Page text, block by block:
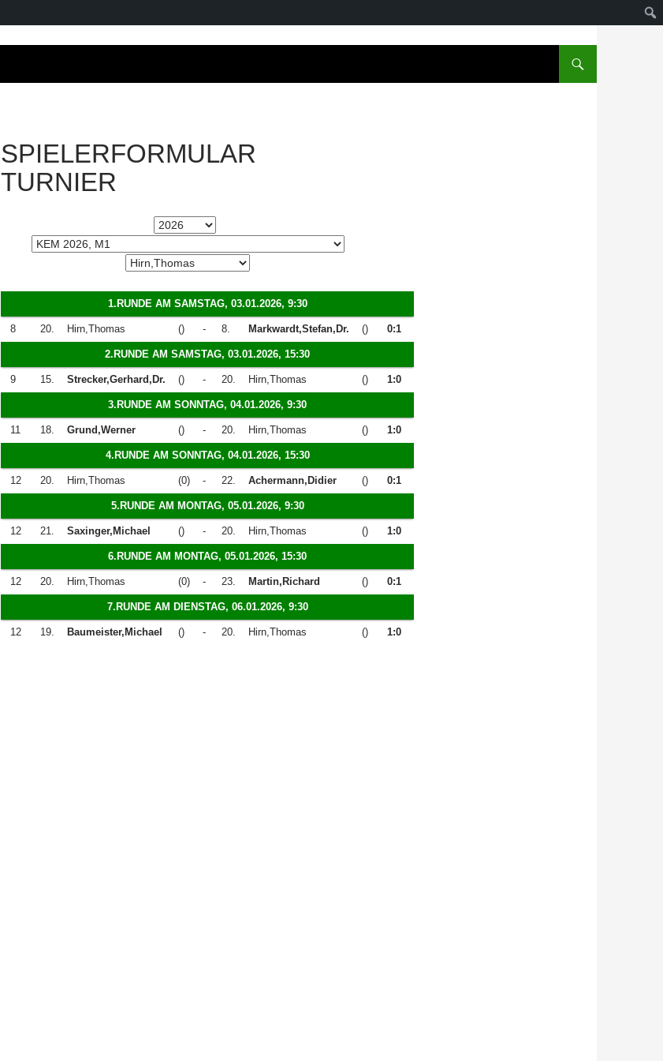
SPIELERFORMULAR
TURNIER
1.RUNDE AM SAMSTAG, 03.01.2026, 9:30
8 20. Hirn,Thomas () - 8. Markwardt,Stefan,Dr. () 0:1
2.RUNDE AM SAMSTAG, 03.01.2026, 15:30
9 15. Strecker,Gerhard,Dr. () - 20. Hirn,Thomas () 1:0
3.RUNDE AM SONNTAG, 04.01.2026, 9:30
11 18. Grund,Werner () - 20. Hirn,Thomas () 1:0
4.RUNDE AM SONNTAG, 04.01.2026, 15:30
12 20. Hirn,Thomas (0) - 22. Achermann,Didier () 0:1
5.RUNDE AM MONTAG, 05.01.2026, 9:30
12 21. Saxinger,Michael () - 20. Hirn,Thomas () 1:0
6.RUNDE AM MONTAG, 05.01.2026, 15:30
12 20. Hirn,Thomas (0) - 23. Martin,Richard () 0:1
7.RUNDE AM DIENSTAG, 06.01.2026, 9:30
12 19. Baumeister,Michael () - 20. Hirn,Thomas () 1:0